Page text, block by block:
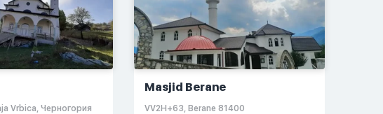
Vrbica, Черногория
Masjid Berane
VV2H+63, Berane 81400